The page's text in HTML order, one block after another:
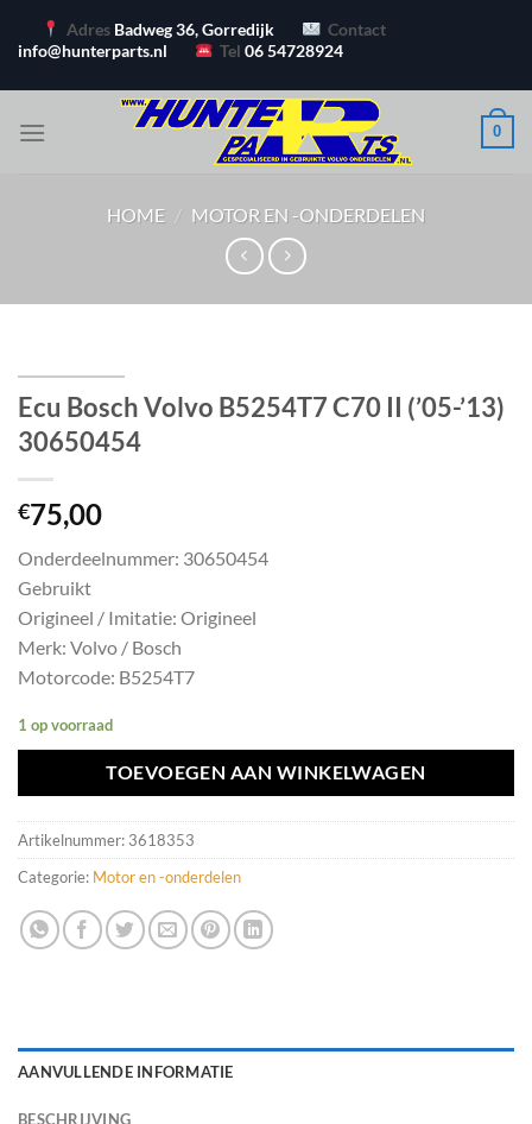
naar
Adres Badweg 36, Gorredijk
Contact
info@hunterparts.nl
Tel06 54728924
0
HOME / MOTOR EN -ONDERDELEN
Ecu Bosch Volvo B5254T7 C70 II (’05-’13)
30650454
€75,00
Onderdeelnummer: 30650454
Gebruikt
Origineel / Imitatie: Origineel
Merk: Volvo / Bosch
Motorcode: B5254T7
1 op voorraad
TOEVOEGEN AAN WINKELWAGEN
Artikelnummer: 3618353
Categorie: Motor en -onderdelen
AANVULLENDE INFORMATIE
BESCHRIJVING